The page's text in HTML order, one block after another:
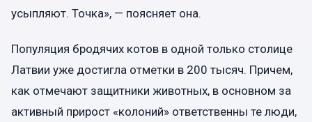
усыпляют. Точка», — поясняет она.
Популяция бродячих котов в одной только столице
Латвии уже достигла отметки в 200 тысяч. Причем,
как отмечают защитники животных, в основном за
активный прирост «колоний» ответственны те люди,